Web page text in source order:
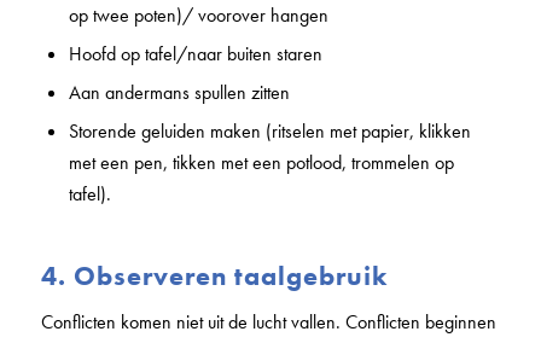
op twee poten)/ voorover hangen
Hoofd op tafel/naar buiten staren
Aan andermans spullen zitten
Storende geluiden maken (ritselen met papier, klikken
met een pen, tikken met een potlood, trommelen op
tafel).
4. Observeren taalgebruik
Conflicten komen niet uit de lucht vallen. Conflicten beginnen